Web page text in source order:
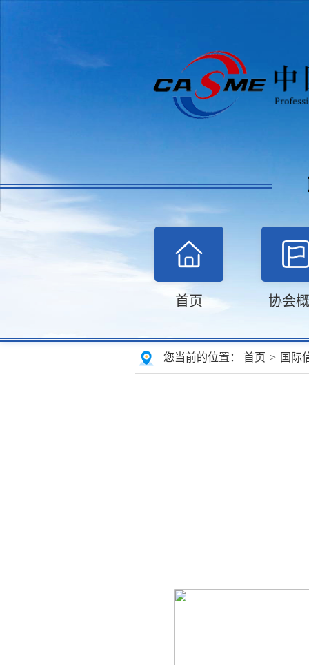
首页 协会
您当前的位置： 首页 > 国际